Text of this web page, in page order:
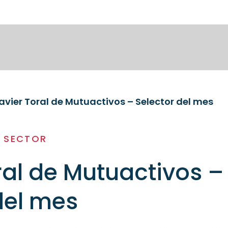
Toral de Mutuactivos – Selector del mes
de Mutuactivos –
mes